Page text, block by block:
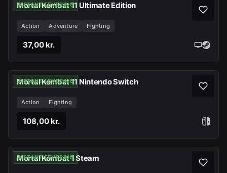
INSTANT LEVERING
Mortal Kombat 11 Ultimate Edition
Action Adventure Fighting
37,00 kr.
INSTANT LEVERING
Mortal Kombat 11 Nintendo Switch
Action Fighting
108,00 kr.
INSTANT LEVERING
Mortal Kombat 1 Steam